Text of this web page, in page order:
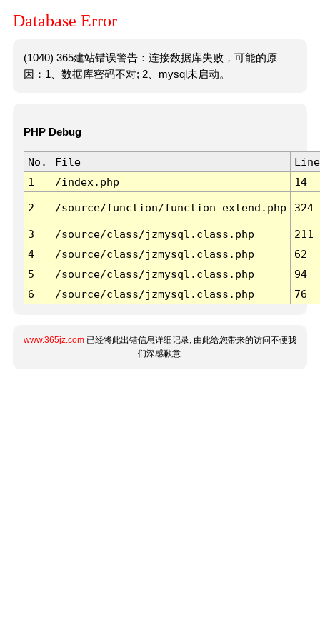
Database Error
(1040) 365建站错误警告：连接数据库失败，可能的原
因：1、数据库密码不对; 2、mysql未启动。
PHP Debug
No. File
Line
1
/index.php 14
2 /source/function/function_extend.php 324
3 /source/class/jzmysql.class.php
211
4
/source/class/jzmysql.class.php
62
5
/source/class/jzmysql.class.php
94
6
/source/class/jzmysql.class.php 76
www.365jz.com 已经将此出错信息详细记录, 由此给您带来的访问不便我
们深感歉意.